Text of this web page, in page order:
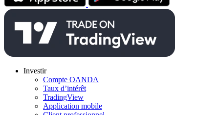
Investir
Compte OANDA
Taux d’intérêt
TradingView
Application mobile